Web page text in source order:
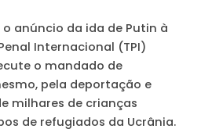
anúncio da ida de Putin à
Internacional (TPI)
o mandado de
pela deportação e
milhares de crianças
de refugiados da Ucrânia.